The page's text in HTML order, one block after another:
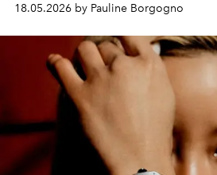
18.05.2026 by Pauline Borgogno